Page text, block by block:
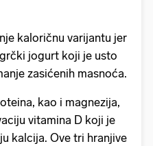
kaloričnu varijantu jer
jogurt koji je usto
zasićenih masnoća.
kao i magnezija,
vitamina D koji je
kalcija. Ove tri hranjive